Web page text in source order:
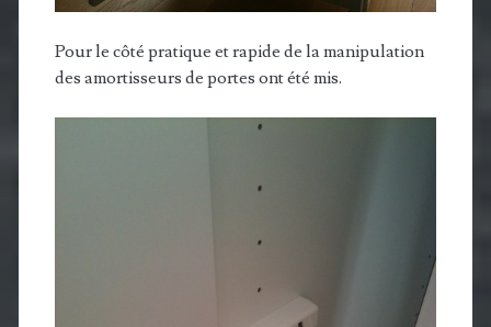
Pour le côté pratique et rapide de la manipulation
des amortisseurs de portes ont été mis.